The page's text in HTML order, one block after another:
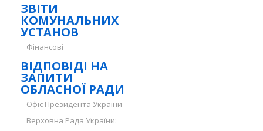
ЗВІТИ
КОМУНАЛЬНИХ
УСТАНОВ
Фінансові
ВІДПОВІДІ НА
ЗАПИТИ
ОБЛАСНОЇ РАДИ
Офіс Президента України
Верховна Рада України: